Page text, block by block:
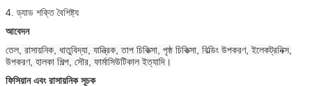
4. ড্যাড শক্তি বৈশিষ্ট্য
আবেদন
তেল, রাসায়নিক, ধাতুবিদ্যা, যান্ত্রিক, তাপ চিকিত্সা, পৃষ্ঠ চিকিত্সা, বিল্ডিং উপকরণ, ইলেকট্রনিক্স,
উপকরণ, হালকা শিল্প, সৌর, ফার্মাসিউটিকাল ইত্যাদি।
ফিসিয়ান এবং রাসায়নিক সূচক